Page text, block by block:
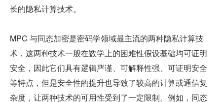
长的隐私计算技术。
MPC 与同态加密是密码学领域最主流的两种隐私计算技
术，这两种技术一般在数学上的困难性假设基础均可证明
安全，因此它们具有逻辑严谨、可解释性强、可证明安全
等特点，但是安全性的提升也导致了较高的计算或通信复
杂度，让两种技术的可用性受到了一定限制。例如，同态